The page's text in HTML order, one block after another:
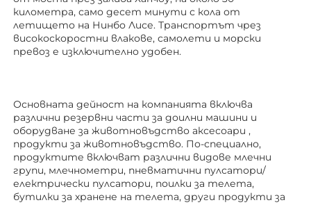
километра, само десет минути с кола от
летището на Нинбо Лисе. Транспортът чрез
високоскоростни влакове, самолети и морски
превоз е изключително удобен.
Основната дейност на компанията включва
различни резервни части за доилни машини и
оборудване за животновъдство аксесоари ,
продукти за животновъдство. По-специално,
продуктите включват различни видове млечни
групи, млечнометри, пневматични пулсатори/
електрически пулсатори, поилки за телета,
бутилки за хранене на телета, други продукти за